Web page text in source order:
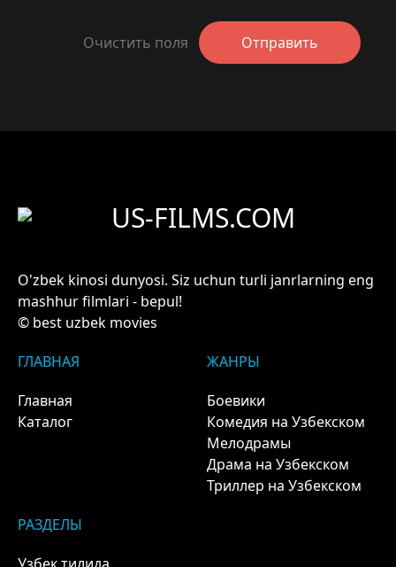
Очистить поля Отправить
US-FILMS.COM
O'zbek kinosi dunyosi. Siz uchun turli janrlarning eng
mashhur filmlari - bepul!
© best uzbek movies
ГЛАВНАЯ
Главная
Каталог
ЖАНРЫ
Боевики
Комедия на Узбекском
Мелодрамы
Драма на Узбекском
Триллер на Узбекском
РАЗДЕЛЫ